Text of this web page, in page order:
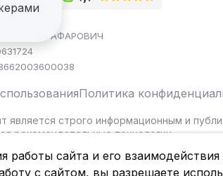
ДИНАР ЯГАФАРОВИЧ
Политика
является строго информационным и
рекомендательные технологии.
работы сайта и его
с сайтом, вы разрешаете